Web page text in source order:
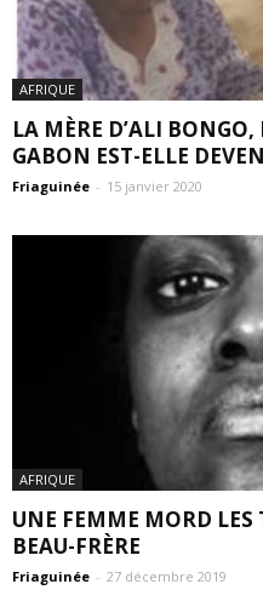
AFRIQUE
LA MÈRE D’ALI BONGO,
GABON EST-ELLE
Friaguinée - 15 janvier 2020
AFRIQUE
UNE FEMME MORD LES
BEAU-FRÈRE
Friaguinée - 27 décembre 2019